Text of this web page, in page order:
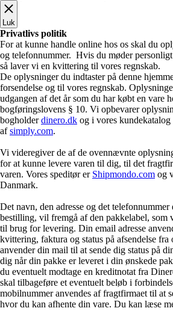
Luk
Privatlivs politik
For at kunne handle online hos os skal du
og telefonnummer. Hvis du møder
så laver vi en kvittering til vores regnskab.
De oplysninger du indtaster på denne
forsendelse og til vores regnskab.
udgangen af det år som du har købt en vare
bogføringslovens § 10. Vi opbevarer
bogholderdinero.dk og i vores
afsimply.com.
Vi videregiver de af de ovennævnte
for at kunne levere varen til dig, til det
varen. Vores speditør er Shipmondo.com og
Danmark.
Det navn, den adresse og det telefonnummer
bestilling, vil fremgå af den pakkelabel, som
til brug for levering. Din email adresse
kvittering, faktura og status på afsendelse fra
anvender din mail til at sende dig status på
dig når din pakke er leveret i din ønskede
du eventuelt modtage en kreditnotat fra
skal tilbageføre et eventuelt beløb i
mobilnummer anvendes af fragtfirmaet til at
hvor du kan afhente din vare. Du kan læse